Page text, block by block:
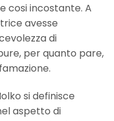
cosi incostante. A
avesse
di
per quanto pare,
si definisce
aspetto di